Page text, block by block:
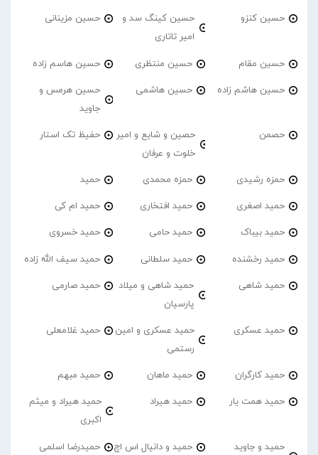
حسین کنزو
حسین کینگ سد و
امیر تاتاری
حسین مزینانی
حسین مقام حسین منتظری حسین هاسم زاده
حسین هاشم زاده حسین هاشمی
حسین هرمس و
جاوید
حصمن
حصین و شایع و امیر
خلوت و عرفان
حفیظ تک استار
حمزه رشیدی حمزه محمدی حمید
حمید اصغری حمید افتخاری حمید ام کی
حمید بیباک حمید حامی حمید خسروی
حمید رخشنده حمید سلطانی حمید سیف الله زاده
حمید شاهی
حمید شاهی و میلاد
پارسیان
حمید صارمی
حمید عسکری
حمید عسکری و امین
رستمی
حمید غلامعلی
حمید کارگران حمید ماهان حمید مبهم
حمید همت یار حمید هیراد
حمید هیراد و میثم
اکبری
حمید و جاوید حمید و دانیال اس اچ حمیدرضا اسلمی